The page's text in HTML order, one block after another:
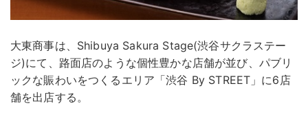
大東商事は、Shibuya Sakura Stage(渋谷サクラステー
ジ)にて、路面店のような個性豊かな店舗が並び、パブリ
ックな賑わいをつくるエリア「渋谷 By STREET」に6店
舗を出店する。